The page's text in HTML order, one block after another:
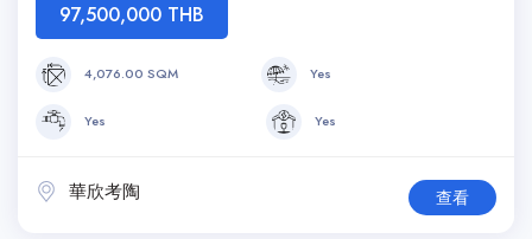
97,500,000 THB
4,076.00 SQM Yes
Yes Yes
華欣考陶 查看